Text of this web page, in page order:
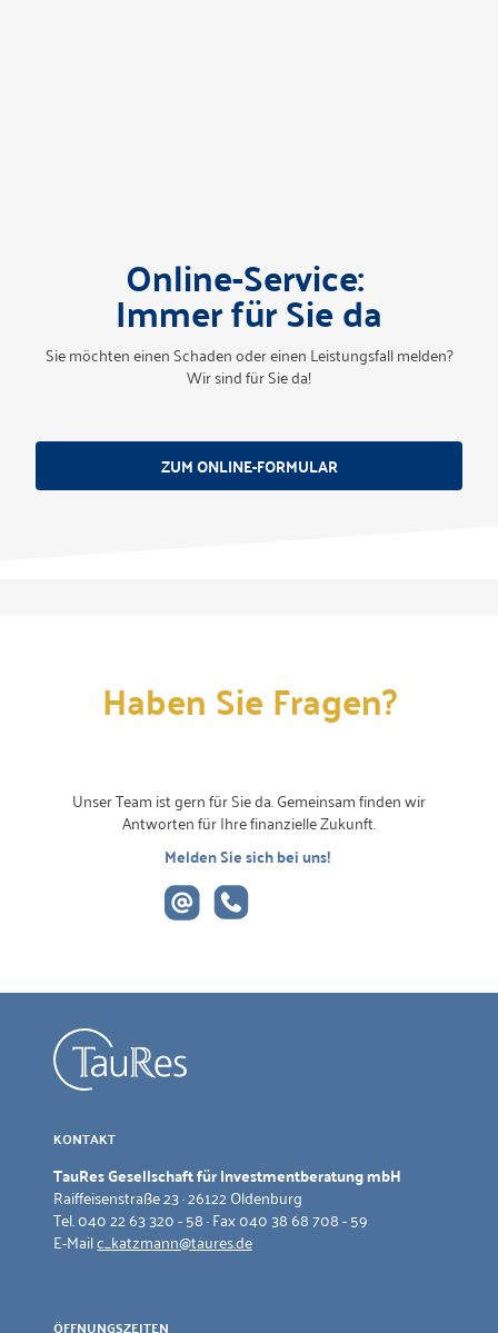
Online-Service:
Immer für Sie da
Sie möchten einen Schaden oder einen Leistungsfall melden?
Wir sind für Sie da!
ZUM ONLINE-FORMULAR
Haben Sie Fragen?
Unser Team ist gern für Sie da. Gemeinsam finden wir
Antworten für Ihre finanzielle Zukunft.
Melden Sie sich bei uns!
KONTAKT
TauRes Gesellschaft für Investmentberatung mbH
Raiffeisenstraße 23 · 26122 Oldenburg
Tel. 040 22 63 320 - 58 · Fax 040 38 68 708 - 59
E-Mailc_katzmann@taures.de
ÖFFNUNGSZEITEN